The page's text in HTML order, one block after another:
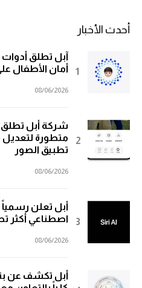
أحدث الأخبار
آبل تطلق أدوات
أمان الأطفال
08/06/2026
شركة أبل تطلق
متطورة لتعديل
تطبيق الصور
08/06/2026
اصطناعي أكثر
08/06/2026
أبل تكشف عن